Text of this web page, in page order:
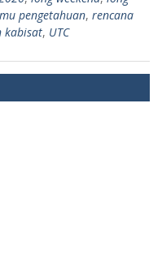
pengetahuan, rencana
kabisat, UTC